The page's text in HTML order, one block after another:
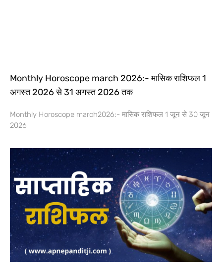
Monthly Horoscope march 2026:- मासिक राशिफल 1
अगस्त 2026 से 31 अगस्त 2026 तक
Monthly Horoscope march2026:- मासिक राशिफल 1 जून से 30 जून
2026